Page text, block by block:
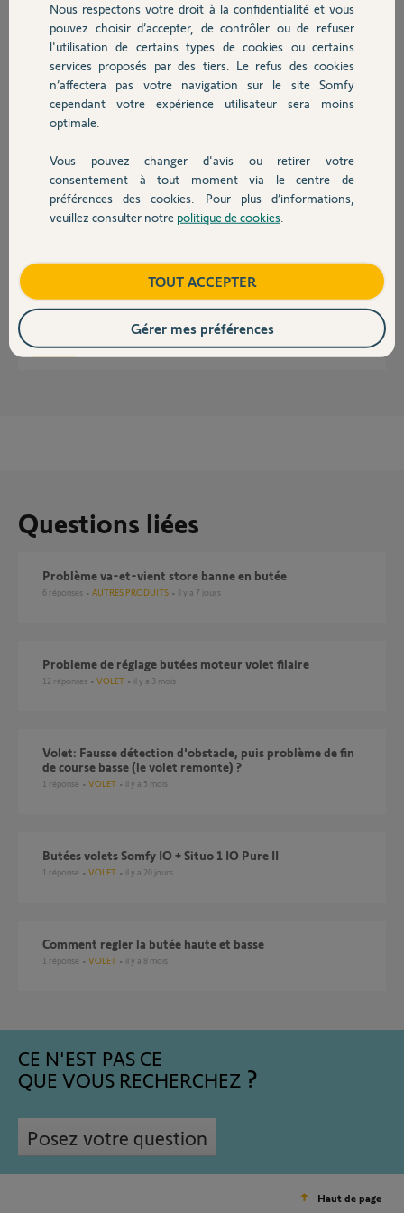
Chauffage
Autres produits
Devis avec un pro
Contact
Cathie G.
il y a presque 12 ans
Participer au fil de discussion
Réponses
Je vous confirme qu'il faudrait que vous réinitialisez complètement votre
Bonne journée,
il y a presque 12 ans
Questions liées
Problème va-et-vient store banne en butée
6 réponses AUTRES PRODUITS il y a 7 jours
probleme de réglage butées moteur volet filaire
12 réponses VOLET il y a 3 mois
Volet: Fausse détection d'obstacle, puis problème de fin
de course basse (le volet remonte) ?
1 réponse VOLET il y a 5 mois
Butées volets Somfy IO + Situo 1 IO Pure II
1 réponse VOLET il y a 20 jours
Comment regler la butée haute et basse
1 réponse VOLET il y a 8 mois
CE N'EST PAS CE
QUE VOUS RECHERCHEZ
Posez votre question
Haut de page
Nous respectons votre droit à la confidentialité et vous
pouvez choisir d’accepter, de contrôler ou de refuser
l'utilisation de certains types de cookies ou certains
services proposés par des tiers. Le refus des cookies
n’affectera pas votre navigation sur le site Somfy
cependant votre expérience utilisateur sera moins
optimale.
Vous pouvez changer d'avis ou retirer votre
consentement à tout moment via le centre de
préférences des cookies. Pour plus d’informations,
veuillez consulter notre politique de cookies
TOUT ACCEPTER
Gérer mes préférences